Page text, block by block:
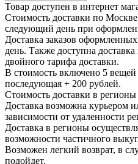
Товар доступен в интернет
Стоимость доставки по Москве
следующий день при
Доставка заказов
день. Также доступна
двойного тарифа доставки.
В стоимость включено 5
последующая + 200 рублей.
Стоимость доставки в регионы
Доставка возможна курьером
зависимости от удаленности
Доставка в регионы
возможности частичного
Возможен легкий возврат, в
подойдет.